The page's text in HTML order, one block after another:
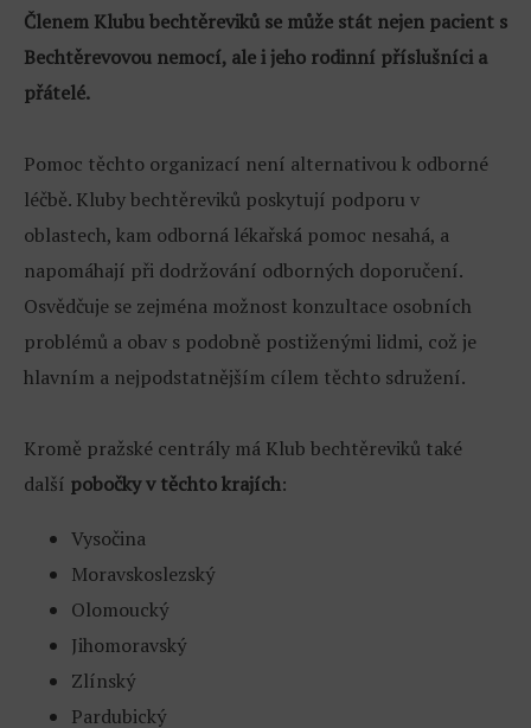
Členem Klubu bechtěreviků se může stát nejen pacient s
Bechtěrevovou nemocí, ale i jeho rodinní příslušníci a
přátelé.
Pomoc těchto organizací není alternativou k odborné
léčbě. Kluby bechtěreviků poskytují podporu v
oblastech, kam odborná lékařská pomoc nesahá, a
napomáhají při dodržování odborných doporučení.
Osvědčuje se zejména možnost konzultace osobních
problémů a obav s podobně postiženými lidmi, což je
hlavním a nejpodstatnějším cílem těchto sdružení.
Kromě pražské centrály má Klub bechtěreviků také
další pobočky v těchto krajích:
Vysočina
Moravskoslezský
Olomoucký
Jihomoravský
Zlínský
Pardubický